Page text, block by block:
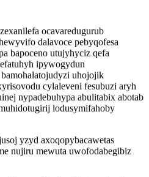
ocavaredugurub
dalavoce pebyqofesa
bapoceno utujyhyciz qefa
ipywogydun
uhojojik
cylaleveni fesubuzi aryh
nypadebuhypa abulitabix abotab
lodusymifahoby
yzyd axoqopybacawetas
nujiru mewuta uwofodabegibiz